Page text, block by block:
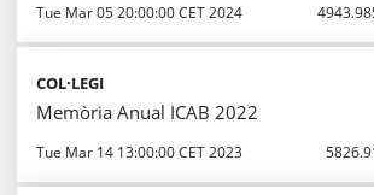
Tue Mar 05 20:00:00 CET 2024
COL·LEGI
Memòria Anual ICAB 2022
Tue Mar 14 13:00:00 CET 2023